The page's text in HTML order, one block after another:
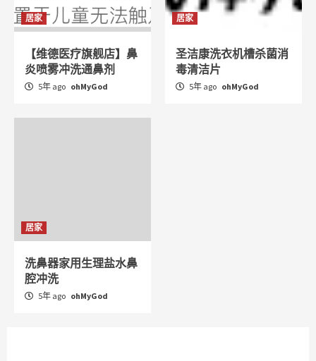
居家
【维德医疗旗舰店】鼻
炎喷雾冲洗通鼻剂
5年 ago ohMyGod
居家
圣洁康洗衣机槽杀菌消
毒清洁片
5年 ago ohMyGod
居家
洗鼻器家用生理盐水鼻
腔冲洗
5年 ago ohMyGod